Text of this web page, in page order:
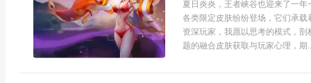
夏日炎炎，王者峡谷也迎来了一
各类限定皮肤纷纷登场，它们承
资深玩家，我愿以思考的模式，
题的融合皮肤获取与玩家心理，期